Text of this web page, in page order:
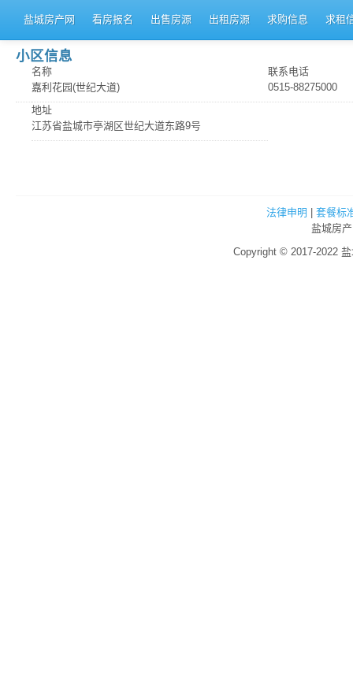
盐城房产网 看房报名 出售房源 出租房源 求购信息 求租
小区信息
名称
嘉利花园(世纪大道)
地址
江苏省盐城市亭湖区世纪大道东路9号
联系电话
0515-88275000
法律申明
套餐标
盐城房
Copyright © 2017-2022